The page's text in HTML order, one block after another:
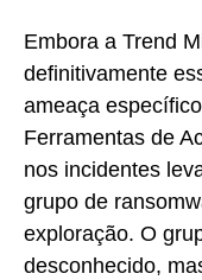
Embora a Trend
definitivamente
ameaça
Ferramentas de
nos incidentes
grupo de
exploração. O
desconhecido,